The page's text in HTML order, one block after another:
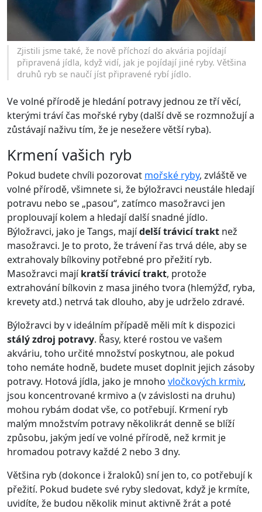
Zjistili jsme také, že nově příchozí do akvária pojídají
připravená jídla, když vidí, jak je pojídají jiné ryby. Většina
druhů ryb se naučí jíst připravené rybí jídlo.
Ve volné přírodě je hledání potravy jednou ze tří věcí,
kterými tráví čas mořské ryby (další dvě se rozmnožují a
zůstávají naživu tím, že je nesežere větší ryba).
Krmení vašich ryb
Pokud budete chvíli pozorovat mořské ryby, zvláště ve
volné přírodě, všimnete si, že býložravci neustále hledají
potravu nebo se „pasou“, zatímco masožravci jen
proplouvají kolem a hledají další snadné jídlo.
Býložravci, jako je Tangs, majídelší trávicí trakt než
masožravci. Je to proto, že trávení řas trvá déle, aby se
extrahovaly bílkoviny potřebné pro přežití ryb.
Masožravci majíkratší trávicí trakt, protože
extrahování bílkovin z masa jiného tvora (hlemýžď, ryba,
krevety atd.) netrvá tak dlouho, aby je udrželo zdravé.
Býložravci by v ideálním případě měli mít k dispozici
stálý zdroj potravy. Řasy, které rostou ve vašem
akváriu, toho určité množství poskytnou, ale pokud
toho nemáte hodně, budete muset doplnit jejich zásoby
potravy. Hotová jídla, jako je mnoho vločkových krmiv,
jsou koncentrované krmivo a (v závislosti na druhu)
mohou rybám dodat vše, co potřebují. Krmení ryb
malým množstvím potravy několikrát denně se blíží
způsobu, jakým jedí ve volné přírodě, než krmit je
hromadou potravy každé 2 nebo 3 dny.
Většina ryb (dokonce i žraloků) sní jen to, co potřebují k
přežití. Pokud budete své ryby sledovat, když je krmíte,
uvidíte, že budou několik minut aktivně žrát a poté